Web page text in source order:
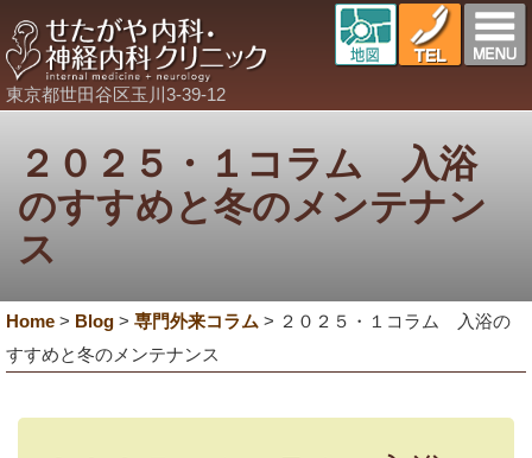
東京都世田谷区玉川3-39-12
２０２５・１コラム 入浴
のすすめと冬のメンテナン
ス
Home > Blog > 専門外来コラム > ２０２５・１コラム 入浴の
すすめと冬のメンテナンス